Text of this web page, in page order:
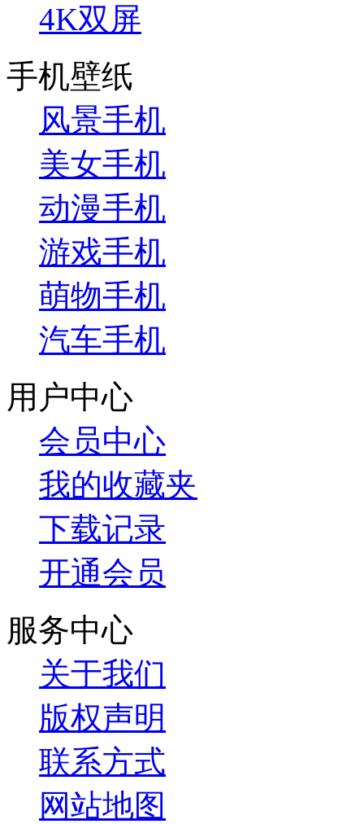
4K双屏
手机壁纸
风景手机
美女手机
动漫手机
游戏手机
萌物手机
汽车手机
用户中心
会员中心
我的收藏夹
下载记录
开通会员
服务中心
关于我们
版权声明
联系方式
网站地图